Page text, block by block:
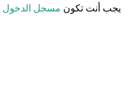
يجب أنت تكون مسجل الدخول